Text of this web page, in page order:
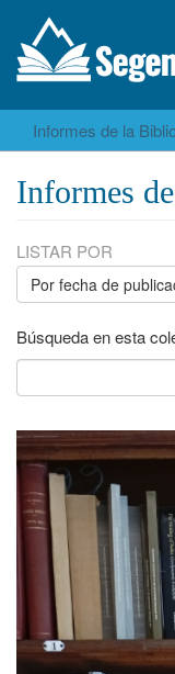
Informes de la
Informes
LISTAR POR
Por fecha de
Búsqueda en esta